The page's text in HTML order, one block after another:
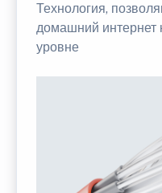
Технология,
домашний интернет
уровне